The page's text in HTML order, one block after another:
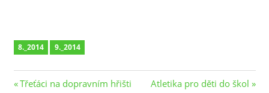
8._2014 9._2014
Navigace
Previous
Třeťáci na dopravním hřišti
Next
Atletika pro děti do škol